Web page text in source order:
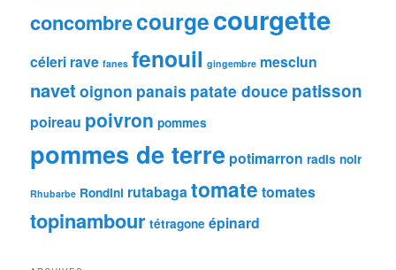
concombrecourgecourgette
céleri rave fanes fenouil gingembre mesclun
navet oignon panais patate douce patisson
poireau poivron pommes
pommes de terre potimarron radis noir
Rhubarbe Rondini rutabagatomate tomates
topinambour tétragone épinard